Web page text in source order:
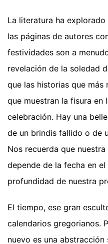
La literatura ha
las páginas de autores
festividades son a
revelación de la soledad
que las historias que más
que muestran la fisura
celebración. Hay una
de un brindis fallido o de
Nos recuerda que
depende de la fecha en
profundidad de nuestra
El tiempo, ese gran
calendarios gregorianos.
nuevo es una